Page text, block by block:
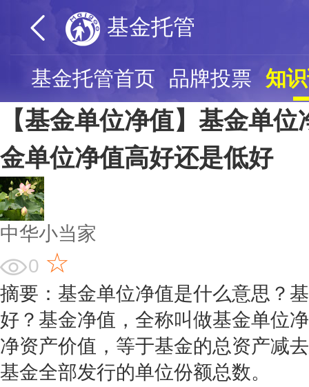
基金托管
基金托管首页 品牌投票 知
【基金单位净值】基金单
金单位净值高好还是低好
中华小当家
0 ☆
摘要：基金单位净值是什么意思？
好？基金净值，全称叫做基金单位
净资产价值，等于基金的总资产减
基金全部发行的单位份额总数。